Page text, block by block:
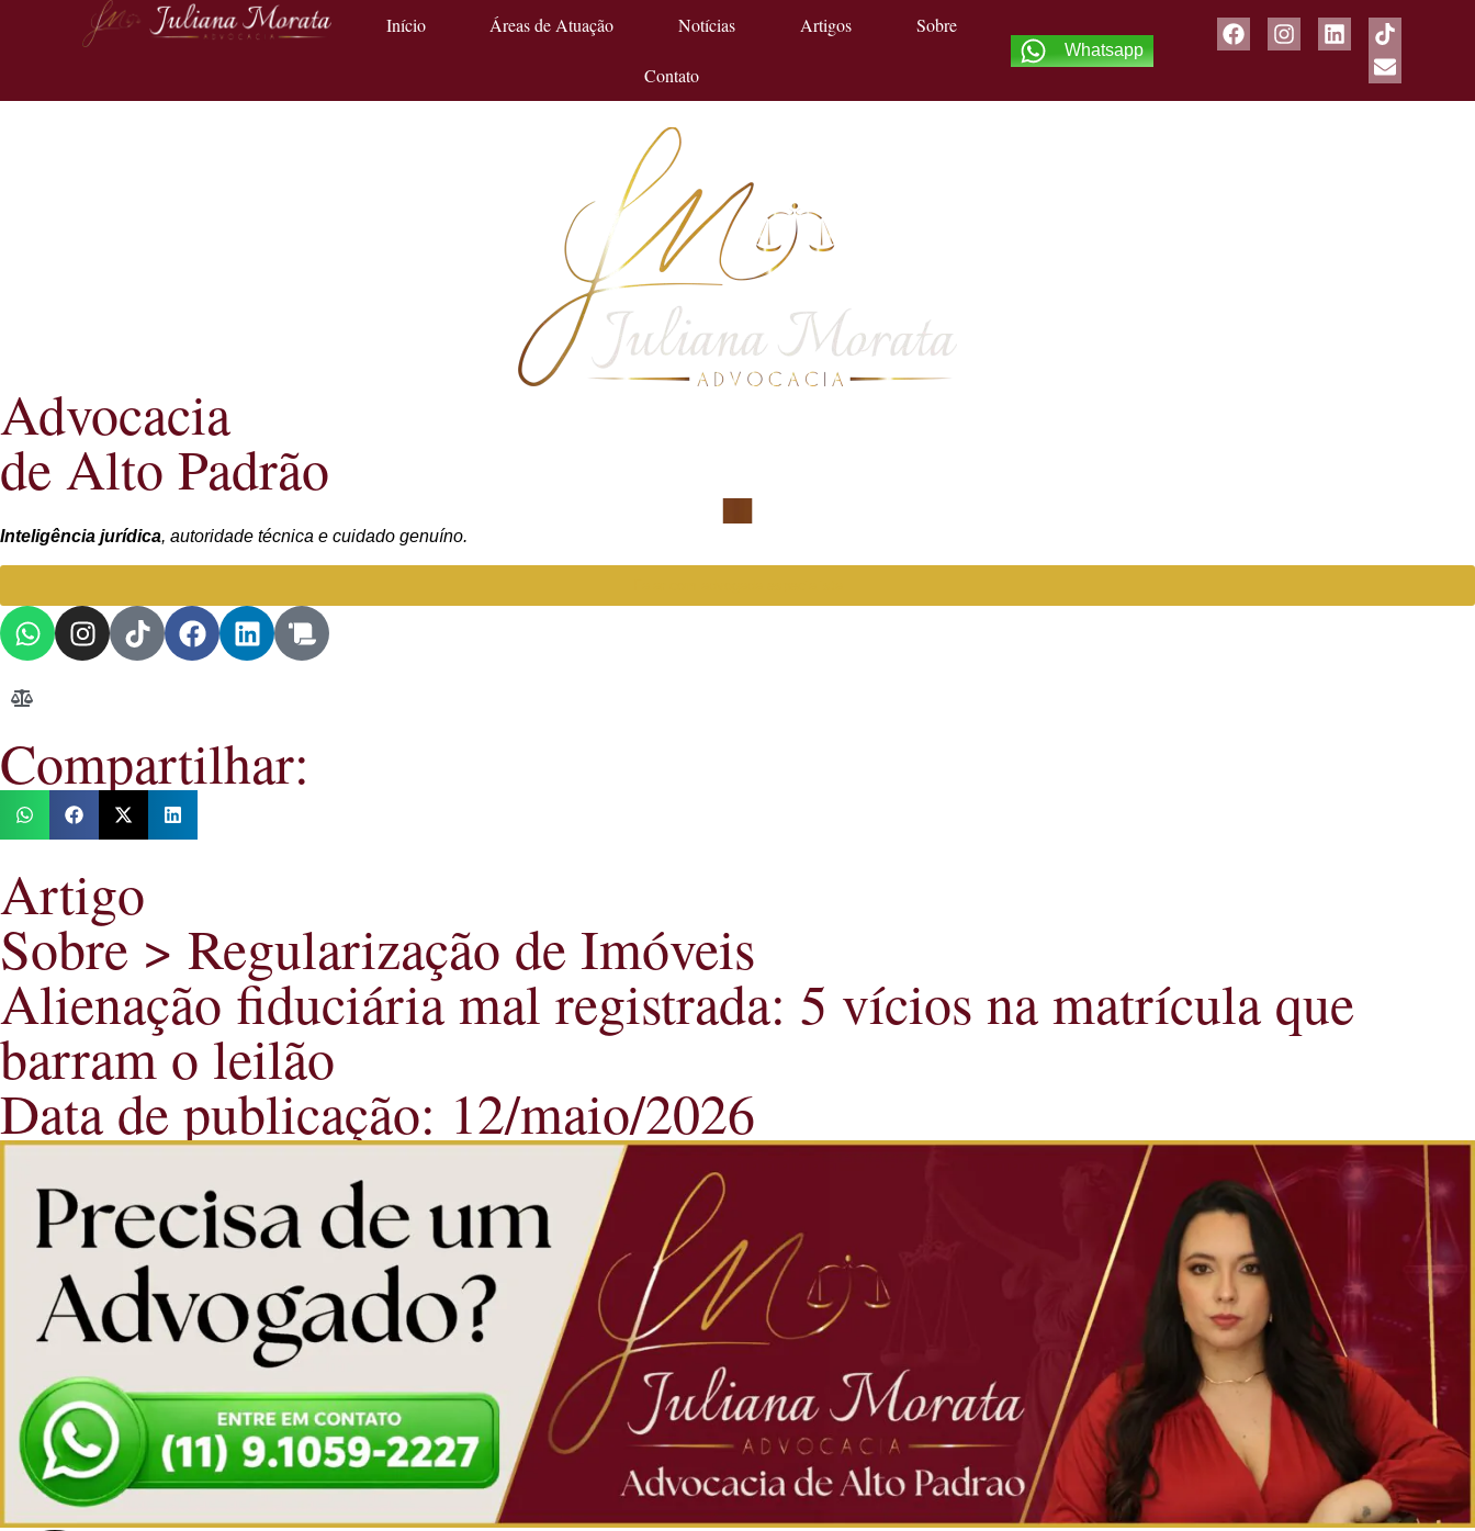
Início Áreas de Atuação Notícias Artigos Sobre
Contato
Whatsapp
Advocacia
de Alto Padrão
Inteligência jurídica, autoridade técnica e cuidado genuíno.
Compartilhar:
Artigo
Sobre > Regularização de Imóveis
Alienação fiduciária mal registrada: 5 vícios na matrícula que
barram o leilão
Data de publicação: 12/maio/2026